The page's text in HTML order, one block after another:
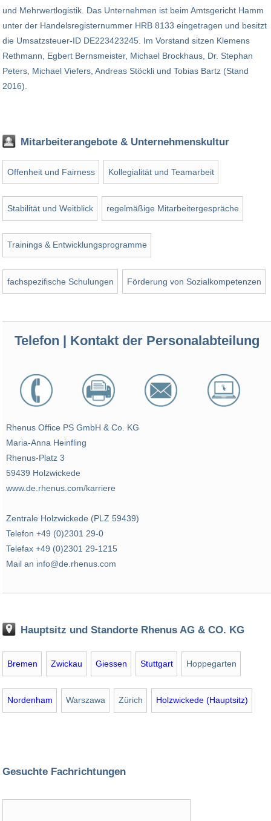
und Mehrwertlogistik. Das Unternehmen ist beim Amtsgericht Hamm
unter der Handelsregisternummer HRB 8133 eingetragen und besitzt
die Umsatzsteuer-ID DE223423245. Im Vorstand sitzen Klemens
Rethmann, Egbert Bernsmeister, Michael Brockhaus, Dr. Stephan
Peters, Michael Viefers, Andreas Stöckli und Tobias Bartz (Stand
2016).
Mitarbeiterangebote & Unternehmenskultur
Offenheit und Fairness Kollegialität und Teamarbeit
Stabilität und Weitblick regelmäßige Mitarbeitergespräche
Trainings & Entwicklungsprogramme
fachspezifische Schulungen Förderung von Sozialkompetenzen
Telefon | Kontakt der Personalabteilung
Rhenus Office PS GmbH & Co. KG
Maria-Anna Heinfling
Rhenus-Platz 3
59439 Holzwickede
www.de.rhenus.com/karriere
Zentrale Holzwickede (PLZ 59439)
Telefon +49 (0)2301 29-0
Telefax +49 (0)2301 29-1215
Mail an info@de.rhenus.com
Hauptsitz und Standorte Rhenus AG & CO. KG
Bremen Zwickau Giessen Stuttgart Hoppegarten
Nordenham Warszawa Zürich Holzwickede (Hauptsitz)
Gesuchte Fachrichtungen